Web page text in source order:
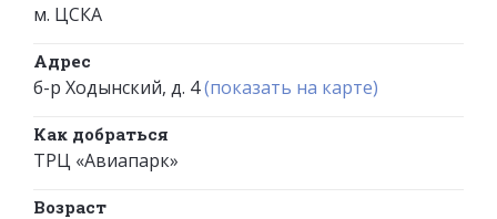
м. ЦСКА
Адрес
б-р Ходынский, д. 4(показать на карте)
Как добраться
ТРЦ «Авиапарк»
Возраст